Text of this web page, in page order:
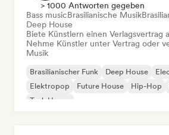
> 1000 Antworten gegeben
Bass musicBrasilianische Musik
Deep House
Biete Künstlern einen Verlagsvertrag
Nehme Künstler unter Vertrag oder
Musik
Brasilianischer Funk Deep House
Elektropop
Future House Hip-Hop
Tech House